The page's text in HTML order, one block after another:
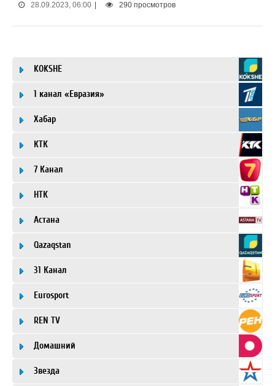
28.09.2023, 06:00 290 просмотров
KOKSHE
1 канал «Евразия»
Хабар
КТК
7 Канал
НТК
Астана
Qazaqstan
31 Канал
Eurosport
REN TV
Домашний
Звезда